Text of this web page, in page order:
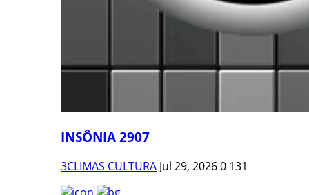
INSÔNIA 2907
3CLIMAS CULTURA Jul 29, 20260 131